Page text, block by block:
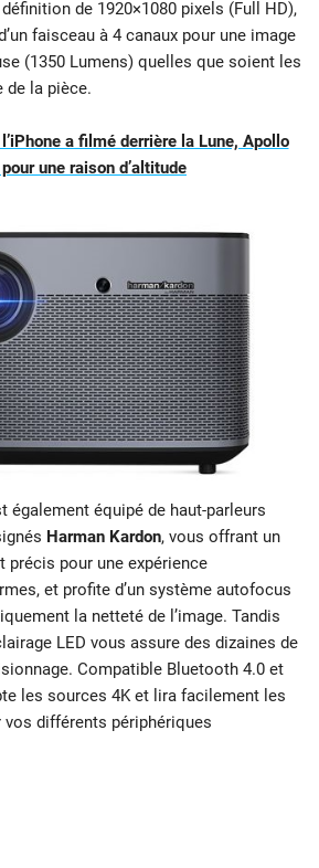
de 1920×1080 pixels (Full HD),
faisceau à 4 canaux pour une image
(1350 Lumens) quelles que soient les
de la pièce.
a filmé derrière la Lune, Apollo
une raison d’altitude
également équipé de haut-parleurs
Harman Kardon, vous offrant un
précis pour une expérience
et profite d’un système autofocus
la netteté de l’image. Tandis
LED vous assure des dizaines de
Compatible Bluetooth 4.0 et
les sources 4K et lira facilement les
différents périphériques